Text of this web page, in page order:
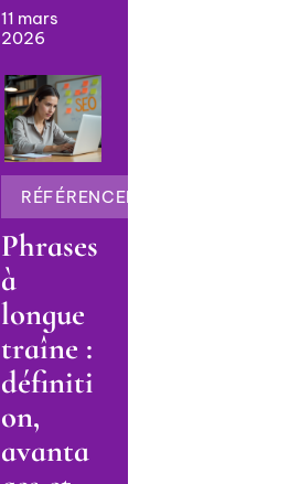
11 mars
2026
RÉFÉRENCEMENT
Phrases
à
longue
traîne :
définiti
on,
avanta